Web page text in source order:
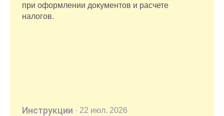
при оформлении документов и расчете
налогов.
Инструкции · 22 июл. 2026